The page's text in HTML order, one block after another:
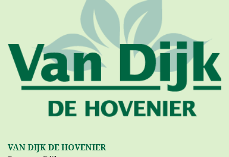
VAN DIJK DE HOVENIER